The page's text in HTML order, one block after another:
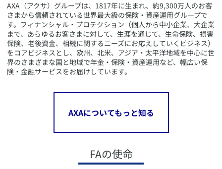
AXA（アクサ）グループは、1817年に生まれ、約9,300万人のお客
さまから信頼されている世界最大級の保険・資産運用グループで
す。フィナンシャル・プロテクション（個人から中小企業、大企業
まで、あらゆるお客さまに対して、生涯を通じて、生命保険、損害
保険、老後資金、相続に関するニーズにお応えしていくビジネス）
をコアビジネスとし、欧州、北米、アジア・太平洋地域を中心に世
界のさまざまな国と地域で年金・保険・資産運用など、幅広い保
険・金融サービスをお届けしています。
AXAについてもっと知る
FAの使命